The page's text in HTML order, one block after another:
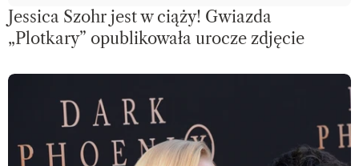
Jessica Szohr jest w ciąży! Gwiazda
„Plotkary” opublikowała urocze zdjęcie